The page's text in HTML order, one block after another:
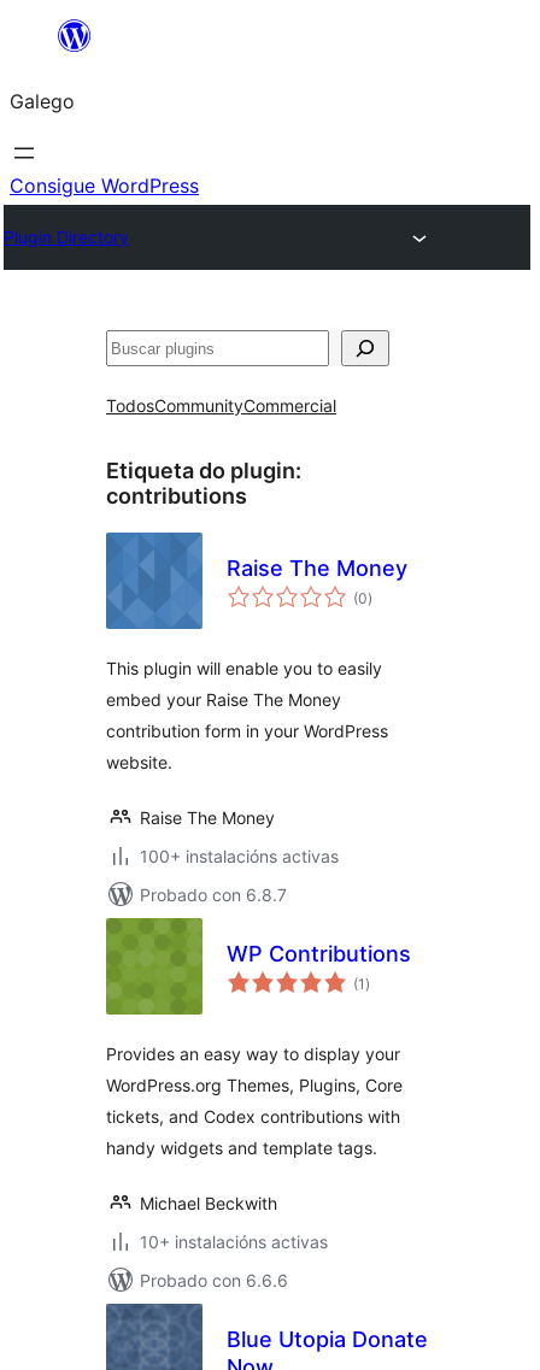
Saltar
contido
Galego
Consigue WordPress
Plugin Directory
Buscar
TodosCommunityCommercial
Etiqueta do plugin:
contributions
Raise The Money
(0valoracións
totais
)
This plugin will enable you to easily
embed your Raise The Money
contribution form in your WordPress
website.
Raise The Money
100+ instalacións activas
Probado con 6.8.7
WP Contributions
(1 valoracións
totais
)
Provides an easy way to display your
WordPress.org Themes, Plugins, Core
tickets, and Codex contributions with
handy widgets and template tags.
Michael Beckwith
10+ instalacións activas
Probado con 6.6.6
Blue Utopia Donate